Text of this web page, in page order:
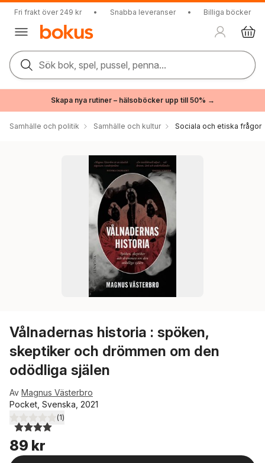
Fri frakt över 249 kr • Snabba leveranser • Billiga böcker
Sök bok, spel, pussel, penna...
Skapa nya rutiner – hälsoböcker upp till 50% →
Samhälle och politik Samhälle och kultur Sociala och etiska frågor
Vålnadernas historia : spöken,
skeptiker och drömmen om den
odödliga själen
Av Magnus Västerbro
Pocket, Svenska, 2021
4,0utav 5 stjärnor. Totalt antal röster:
(1)
89 kr